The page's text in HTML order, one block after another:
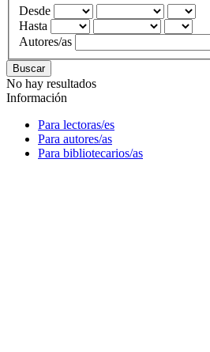
Desde
Hasta
Autores/as
Buscar
No hay resultados
Información
Para lectoras/es
Para autores/as
Para bibliotecarios/as